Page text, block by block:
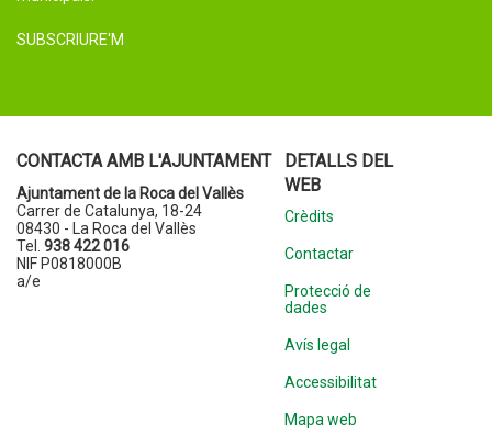
SUBSCRIURE'M
CONTACTA AMB L'AJUNTAMENT
Ajuntament de la Roca del Vallès
Carrer de Catalunya, 18-24
08430 - La Roca del Vallès
Tel. 938 422 016
NIF P0818000B
a/e
DETALLS DEL
WEB
Crèdits
Contactar
Protecció de
dades
Avís legal
Accessibilitat
Mapa web